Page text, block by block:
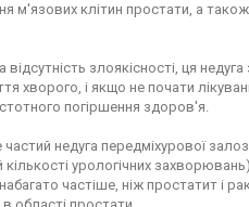
м'язових клітин простати, а також
злоякісності, ця
хворого, і якщо не почати
погіршення здоров'я.
недуга передміхурової
кількості урологічних
частіше, ніж простатит і